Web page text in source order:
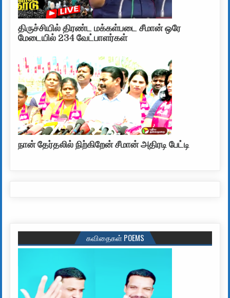
திருச்சியில் திரண்ட மக்கள்படை சீமான் ஒரே
மேடையில் 234 வேட்பாளர்கள்
நான் தேர்தலில் நிற்கிறேன் சீமான் அதிரடி பேட்டி
கவிதைகள் POEMS